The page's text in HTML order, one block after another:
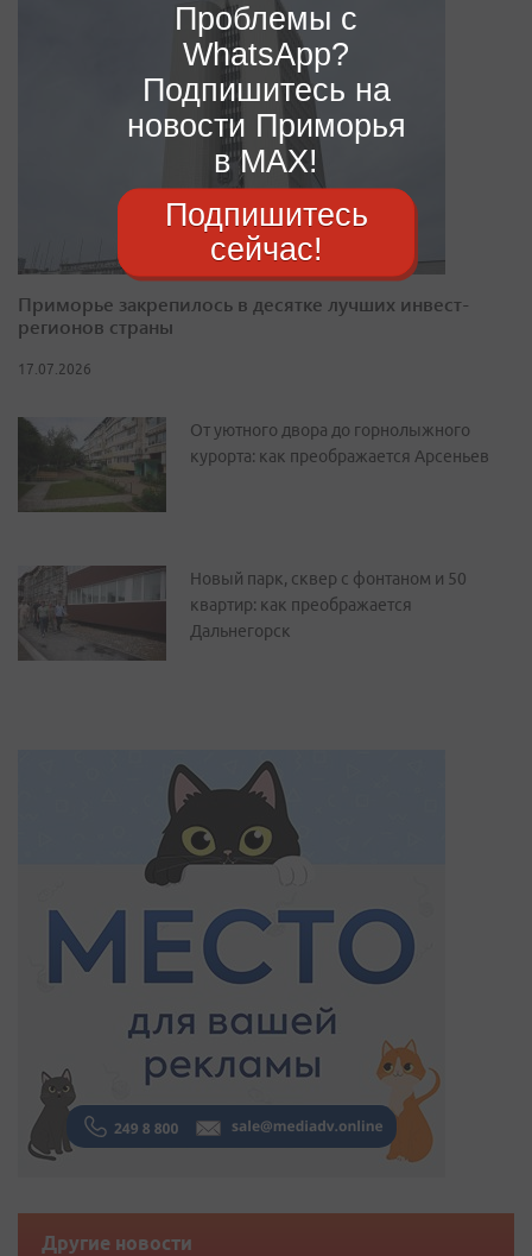
Приморье закрепилось в десятке лучших инвест-
регионов страны
17.07.2026
От уютного двора до горнолыжного
курорта: как преображается Арсеньев
Новый парк, сквер с фонтаном и 50
квартир: как преображается
Дальнегорск
Другие новости
Проблемы с
WhatsApp?
Подпишитесь на
новости Приморья
в MAX!
Подпишитесь
сейчас!